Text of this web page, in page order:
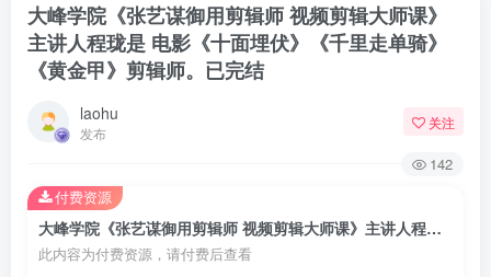
大峰学院《张艺谋御用剪辑师 视频剪辑大师课》
主讲人程珑是 电影《十面埋伏》《千里走单骑》
《黄金甲》剪辑师。已完结
laohu
发布
关注
142
大峰学院《张艺谋御用剪辑师 视频剪辑大师课》主讲人程珑是 电影《十面埋伏》《千里走单骑》《黄金甲》剪辑师。已完结
此内容为付费资源，请付费后查看
付费资源